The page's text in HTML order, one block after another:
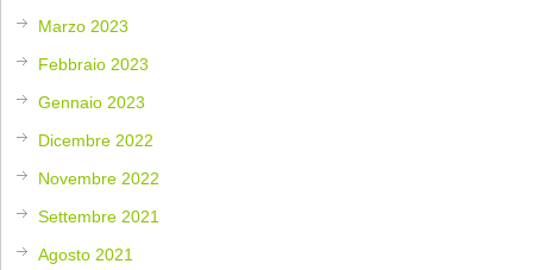
Marzo 2023
Febbraio 2023
Gennaio 2023
Dicembre 2022
Novembre 2022
Settembre 2021
Agosto 2021